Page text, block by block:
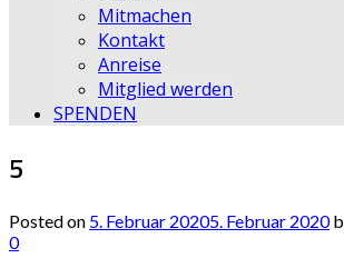
Mitmachen
Kontakt
Anreise
Mitglied werden
SPENDEN
5
Posted on 5. Februar 20205. Februar 2020
0